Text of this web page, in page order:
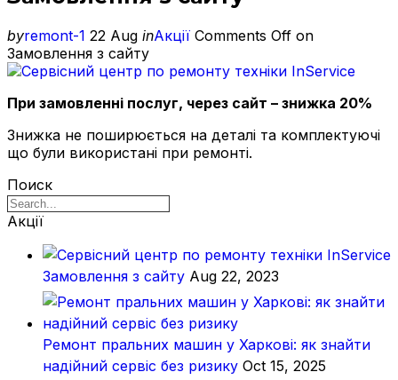
byremont-1 22 Aug inАкції Comments Off on
Замовлення з сайту
При замовленні послуг, через сайт – знижка 20%
Знижка не поширюється на деталі та комплектуючі
що були використані при ремонті.
Поиск
Акції
Замовлення з сайту Aug 22, 2023
Ремонт пральних машин у Харкові: як знайти
надійний сервіс без ризику Oct 15, 2025